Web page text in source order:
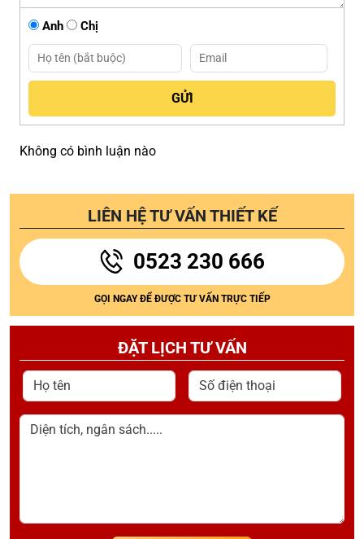
Anh Chị
Không có bình luận nào
LIÊN HỆ TƯ VẤN THIẾT KẾ
0523 230 666
GỌI NGAY ĐỂ ĐƯỢC TƯ VẤN TRỰC TIẾP
ĐẶT LỊCH TƯ VẤN
Họ tên Số điện thoại
Diện tích, ngân sách.....